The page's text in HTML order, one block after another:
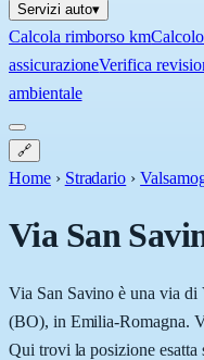
Servizi auto▾
Calcola rimborso km
assicurazioneVerifica
ambientale
🔗
Home › Stradario ›
Via San
Via San Savino è una via
(BO), in Emilia-Romagna.
Qui trovi la posizione